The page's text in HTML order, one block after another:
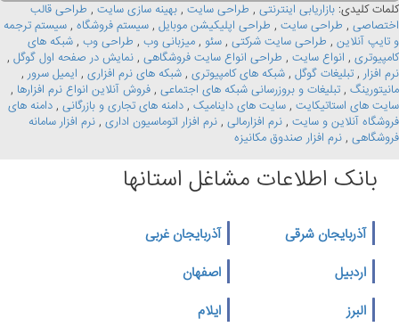
کلمات کلیدی: بازاریابی اینترنتی , طراحی سایت , بهینه سازی سایت , طراحی قالب
اختصاصی , طراحی سایت , طراحی اپلیکیشن موبایل , سیستم فروشگاه , سیستم ترجمه
و تایپ آنلاین , طراحی سایت شرکتی , سئو , میزبانی وب , طراحی وب , شبکه های
کامپیوتری , انواع سایت , طراحی انواع سایت فروشگاهی , نمایش در صفحه اول گوگل ,
نرم افزار , تبلیغات گوگل , شبکه های کامپیوتری , شبکه های نرم افزاری , ایمیل سرور ,
مانیتورینگ , تبلیغات و بروزرسانی شبکه های اجتماعی , فروش آنلاین انواع نرم افزارها ,
سایت های استاتیکایت , سایت های داینامیک , دامنه های تجاری و بازرگانی , دامنه های
فروشگاه آنلاین و سایت , نرم افزارمالی , نرم افزار اتوماسیون اداری , نرم افزار سامانه
فروشگاهی , نرم افزار صندوق مکانیزه
بانک اطلاعات مشاغل استانها
آذربایجان شرقی
آذربایجان غربی
اردبیل
اصفهان
البرز
ایلام